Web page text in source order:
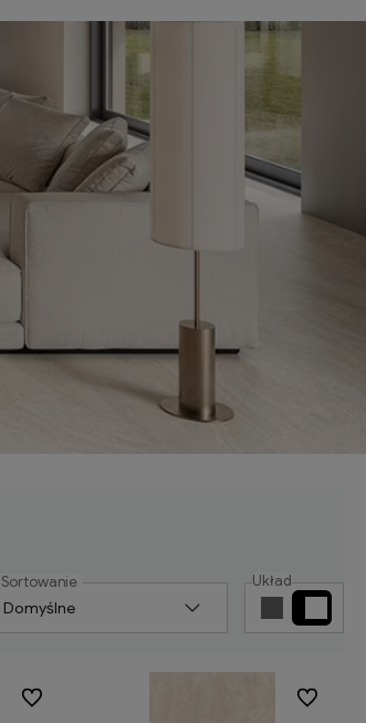
produkty do listy z poprzedniej sesji.
Układ
Do ulubionych Do